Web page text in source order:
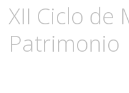
al
XII Ciclo de
Patrimonio